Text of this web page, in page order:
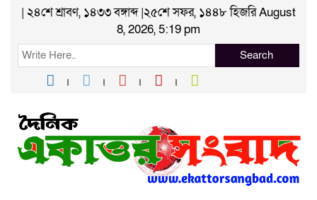
| ২৪শে শ্রাবণ, ১৪৩৩ বঙ্গাব্দ |২৫শে সফর, ১৪৪৮ হিজরি August
8, 2026, 5:19 pm
Search